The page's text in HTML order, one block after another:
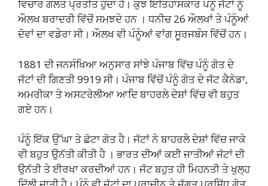
ਵਿਚਾਰ ਗਲਤ ਪ੍ਰਤੀਤ ਹੁੰਦਾ ਹੈ। ਕੁਝ ਇਤਿਹਾਸਕਾਰ ਪੰਨੂੰ ਜੱਟਾਂ ਨੂੰ
ਔਲਖ ਬਰਾਦਰੀ ਵਿੱਚੋਂ ਸਮਝਦੇ ਹਨ । ਧਨੀਚ 26 ਔਲਖਾਂ ਤੇ ਪੰਨੂੰਆਂ
ਦੋਵਾਂ ਦਾ ਵਡੇਰਾ ਸੀ। ਔਲਖ ਵੀ ਪੰਨੂੰਆਂ ਵਾਂਗ ਸੂਰਜਬੰਸ ਵਿੱਚੋਂ ਹਨ।
1881 ਦੀ ਜਨਸੰਖਿਆ ਅਨੁਸਾਰ ਸਾਂਝੇ ਪੰਜਾਬ ਵਿੱਚ ਪੰਨੂੰ ਗੋਤ ਦੇ
ਜੱਟਾਂ ਦੀ ਗਿਣਤੀ 9919 ਸੀ। ਪੰਜਾਬ ਵਿੱਚੋਂ ਪੰਨੂੰ ਗੋਤ ਦੇ ਜੱਟ ਕੈਨੇਡਾ,
ਅਮਰੀਕਾ ਤੇ ਅਸਟਰੇਲੀਆ ਆਦਿ ਬਾਹਰਲੇ ਦੇਸ਼ਾਂ ਵਿੱਚ ਵੀ ਬਹੁਤ
ਗਏ ਹਨ।
ਪੰਨੂੰ ਇੱਕ ਉੱਘਾ ਤੇ ਛੋਟਾ ਗੋਤ ਹੈ। ਜੱਟਾਂ ਨੇ ਬਾਹਰਲੇ ਦੇਸ਼ਾਂ ਵਿੱਚ ਜਾਕੇ
ਵੀ ਬਹੁਤ ਉਨੱਤੀ ਕੀਤੀ ਹੈ । ਭਾਰਤ ਦੀਆਂ ਕਈ ਜਾਤੀਆਂ ਜੱਟਾਂ ਦੀ
ਉਨੱਤੀ ਤੇ ਈਰਖਾ ਕਰਦੀਆਂ ਹਨ। ਜੱਟ ਬਹੁਤ ਹੀ ਮਿਹਨਤੀ ਤੇ ਖੁਲ੍ਹ